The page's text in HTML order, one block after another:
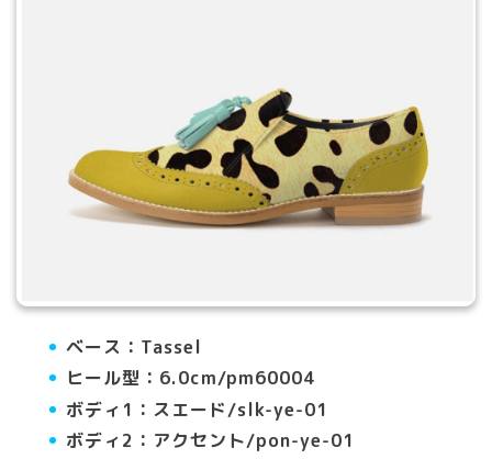
ベース：Tassel
ヒール型：6.0cm/pm60004
ボディ1：スエード/slk-ye-01
ボディ2：アクセント/pon-ye-01